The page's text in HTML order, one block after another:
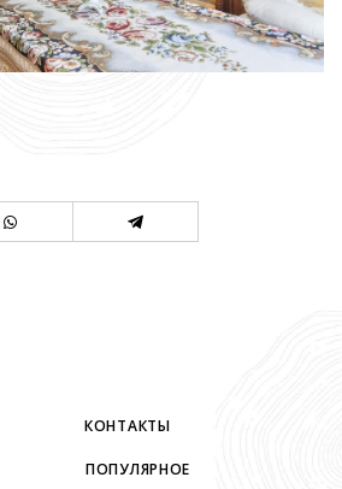
КОНТАКТЫ
ПОПУЛЯРНОЕ